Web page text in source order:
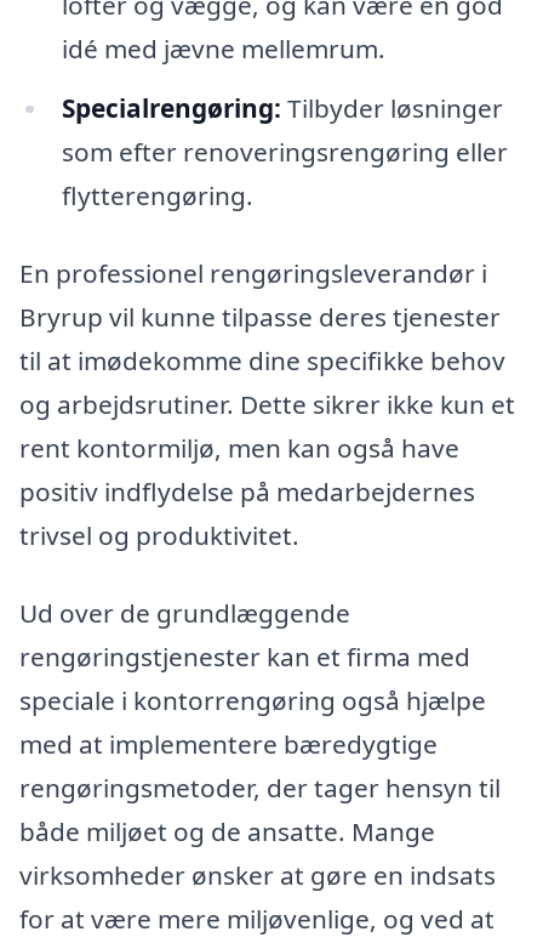
idé med jævne mellemrum.
Specialrengøring: Tilbyder løsninger
som efter renoveringsrengøring eller
flytterengøring.
En professionel rengøringsleverandør i
Bryrup vil kunne tilpasse deres tjenester
til at imødekomme dine specifikke behov
og arbejdsrutiner. Dette sikrer ikke kun et
rent kontormiljø, men kan også have
positiv indflydelse på medarbejdernes
trivsel og produktivitet.
Ud over de grundlæggende
rengøringstjenester kan et firma med
speciale i kontorrengøring også hjælpe
med at implementere bæredygtige
rengøringsmetoder, der tager hensyn til
både miljøet og de ansatte. Mange
virksomheder ønsker at gøre en indsats
for at være mere miljøvenlige, og ved at